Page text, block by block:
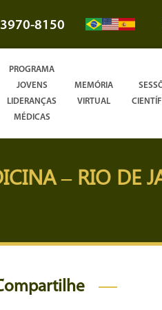
3970-8150
PROGRAMA
JOVENS
LIDERANÇAS
MÉDICAS
MEMÓRIA
VIRTUAL
– RIO DE